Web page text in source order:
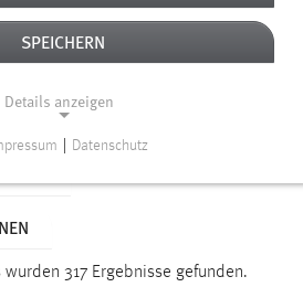
wurden 317 Ergebnisse gefunden.
SPEICHERN
Details anzeigen
für die einwandfreie Funktion der
Datenschutz